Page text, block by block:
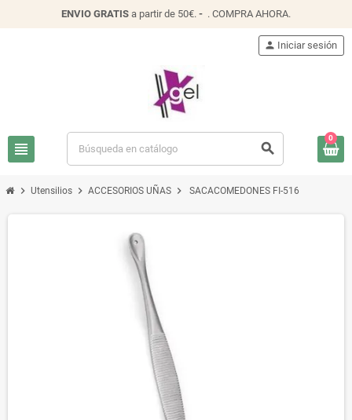
ENVIO GRATIS a partir de 50€. - . COMPRA AHORA.
view_headline search
person Iniciar sesión
0
chevron_right Utensilios chevron_right ACCESORIOS UÑAS chevron_right SACACOMEDONES FI-516